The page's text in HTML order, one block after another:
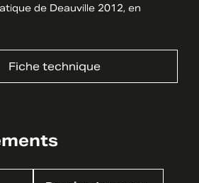
de Deauville 2012, en
Fiche technique